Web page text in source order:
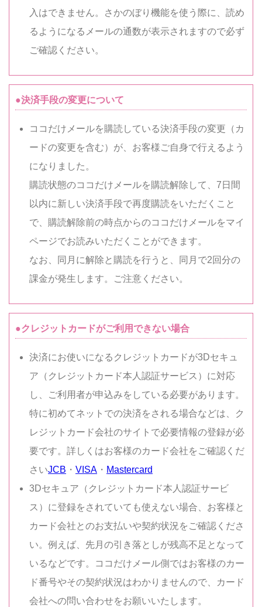
入はできません。さかのぼり機能を使う際に、読め
るようになるメールの通数が表示されますので必ず
ご確認ください。
●決済手段の変更について
ココだけメールを購読している決済手段の変更（カ
ードの変更を含む）が、お客様ご自身で行えるよう
になりました。
購読状態のココだけメールを購読解除して、7日間
以内に新しい決済手段で再度購読をいただくこと
で、購読解除前の時点からのココだけメールをマイ
ページでお読みいただくことができます。
なお、同月に解除と購読を行うと、同月で2回分の
課金が発生します。ご注意ください。
●クレジットカードがご利用できない場合
決済にお使いになるクレジットカードが3Dセキュ
ア（クレジットカード本人認証サービス）に対応
し、ご利用者が申込みをしている必要があります。
特に初めてネットでの決済をされる場合などは、ク
レジットカード会社のサイトで必要情報の登録が必
要です。詳しくはお客様のカード会社をご確認くだ
さいJCB ・ VISA ・ Mastercard
3Dセキュア（クレジットカード本人認証サービ
ス）に登録をされていても使えない場合、お客様と
カード会社とのお支払いや契約状況をご確認くださ
い。例えば、先月の引き落としが残高不足となって
いるなどです。ココだけメール側ではお客様のカー
ド番号やその契約状況はわかりませんので、カード
会社への問い合わせをお願いいたします。